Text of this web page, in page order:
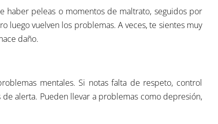
haber peleas o momentos de maltrato, seguidos por
luego vuelven los problemas. A veces, te sientes muy
daño.
mentales. Si notas falta de respeto, control
alerta. Pueden llevar a problemas como depresión,